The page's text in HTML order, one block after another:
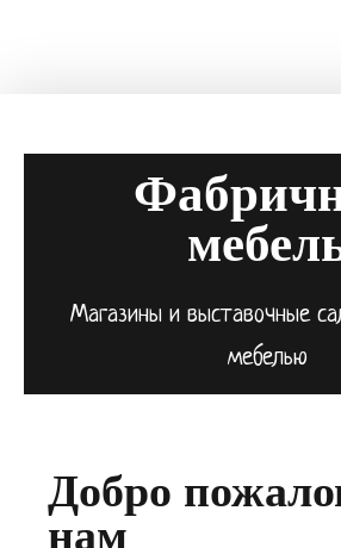
Магазины и выставочные
мебелью
Добро
нам